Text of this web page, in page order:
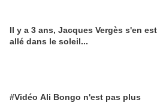
Il y a 3 ans, Jacques Vergès s'en est
allé dans le soleil...
#Vidéo Ali Bongo n'est pas plus